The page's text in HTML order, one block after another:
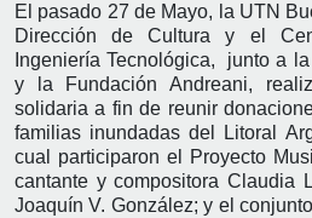
El pasado 27 de Mayo, la UTN
Dirección de Cultura y el
Ingeniería Tecnológica, junto a
y la Fundación Andreani,
solidaria a fin de reunir
familias inundadas del Litoral
cual participaron el Proyecto
cantante y compositora Claudia
Joaquín V. González; y el